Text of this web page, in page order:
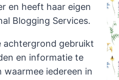
en heeft haar eigen
Blogging Services.
achtergrond gebruikt
en informatie te
waarmee iedereen in